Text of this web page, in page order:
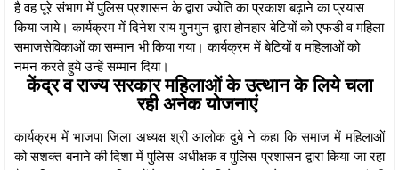
है वह पूरे संभाग में पुलिस प्रशासन के द्वारा ज्योति का प्रकाश बढ़ाने का प्रयास
किया जाये। कार्यक्रम में दिनेश राय मुनमुन द्वारा होनहार बेटियों को एफडी व महिला
समाजसेविकाओं का सम्मान भी किया गया। कार्यक्रम में बेटियों व महिलाओं को
नमन करते हुये उन्हें सम्मान दिया।
केंद्र व राज्य सरकार महिलाओं के उत्थान के लिये चला
रही अनेक योजनाएं
कार्यक्रम में भाजपा जिला अध्यक्ष श्री आलोक दुबे ने कहा कि समाज में महिलाओं
को सशक्त बनाने की दिशा में पुलिस अधीक्षक व पुलिस प्रशासन द्वारा किया जा रहा